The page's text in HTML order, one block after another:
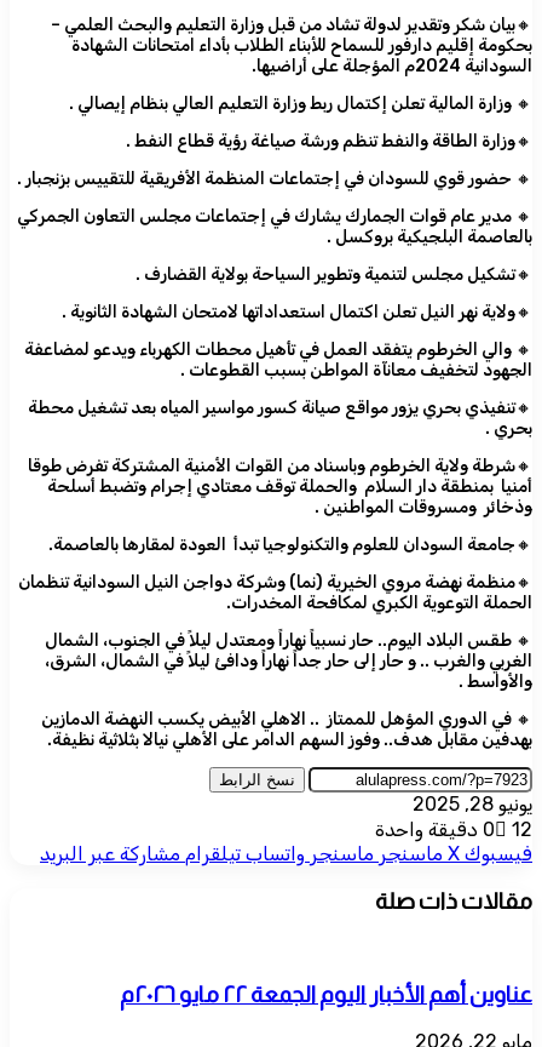
🔸بيان شكر وتقدير لدولة تشاد من قبل وزارة التعليم والبحث العلمي –
بحكومة إقليم دارفور للسماح للأبناء الطلاب بأداء امتحانات الشهادة
السودانية 2024م المؤجلة على أراضيها.
🔸 وزارة المالية تعلن إكتمال ربط وزارة التعليم العالي بنظام إيصالي .
🔸وزارة الطاقة والنفط تنظم ورشة صياغة رؤية قطاع النفط .
🔸 حضور قوي للسودان في إجتماعات المنظمة الأفريقية للتقييس بزنجبار .
🔸 مدير عام قوات الجمارك يشارك في إجتماعات مجلس التعاون الجمركي
بالعاصمة البلجيكية بروكسل .
🔸تشكيل مجلس لتنمية وتطوير السياحة بولاية القضارف .
🔸ولاية نهر النيل تعلن اكتمال استعداداتها لامتحان الشهادة الثانوية .
🔸 والي الخرطوم يتفقد العمل في تأهيل محطات الكهرباء ويدعو لمضاعفة
الجهود لتخفيف معانآة المواطن بسبب القطوعات .
🔸تنفيذي بحري يزور مواقع صيانة كسور مواسير المياه بعد تشغيل محطة
بحري .
🔸شرطة ولاية الخرطوم وباسناد من القوات الأمنية المشتركة تفرض طوقا
أمنيا بمنطقة دار السلام والحملة توقف معتادي إجرام وتضبط أسلحة
وذخائر ومسروقات المواطنين .
🔸جامعة السودان للعلوم والتكنولوجيا تبدأ العودة لمقارها بالعاصمة.
🔸منظمة نهضة مروي الخيرية (نما) وشركة دواجن النيل السودانية تنظمان
الحملة التوعوية الكبري لمكافحة المخدرات.
🔸 طقس البلاد اليوم.. حار نسبياً نهاراً ومعتدل ليلاً في الجنوب، الشمال
الغربي والغرب .. و حار إلى حار جداً نهاراً ودافئ ليلاً في الشمال، الشرق،
والأواسط .
🔸 في الدوري المؤهل للممتاز .. الاهلي الأبيض يكسب النهضة الدمازين
بهدفين مقابل هدف.. وفوز السهم الدامر على الأهلي نيالا بثلاثية نظيفة.
نسخ الرابط
يونيو 28, 2025
0
12
دقيقة واحدة
فيسبوك ‫X ماسنجر ماسنجر واتساب تيلقرام مشاركة عبر البريد
مقالات ذات صلة
عناوين أهم الأخبار اليوم الجمعة ٢٢ مايو ٢٠٢٦م
مايو 22, 2026